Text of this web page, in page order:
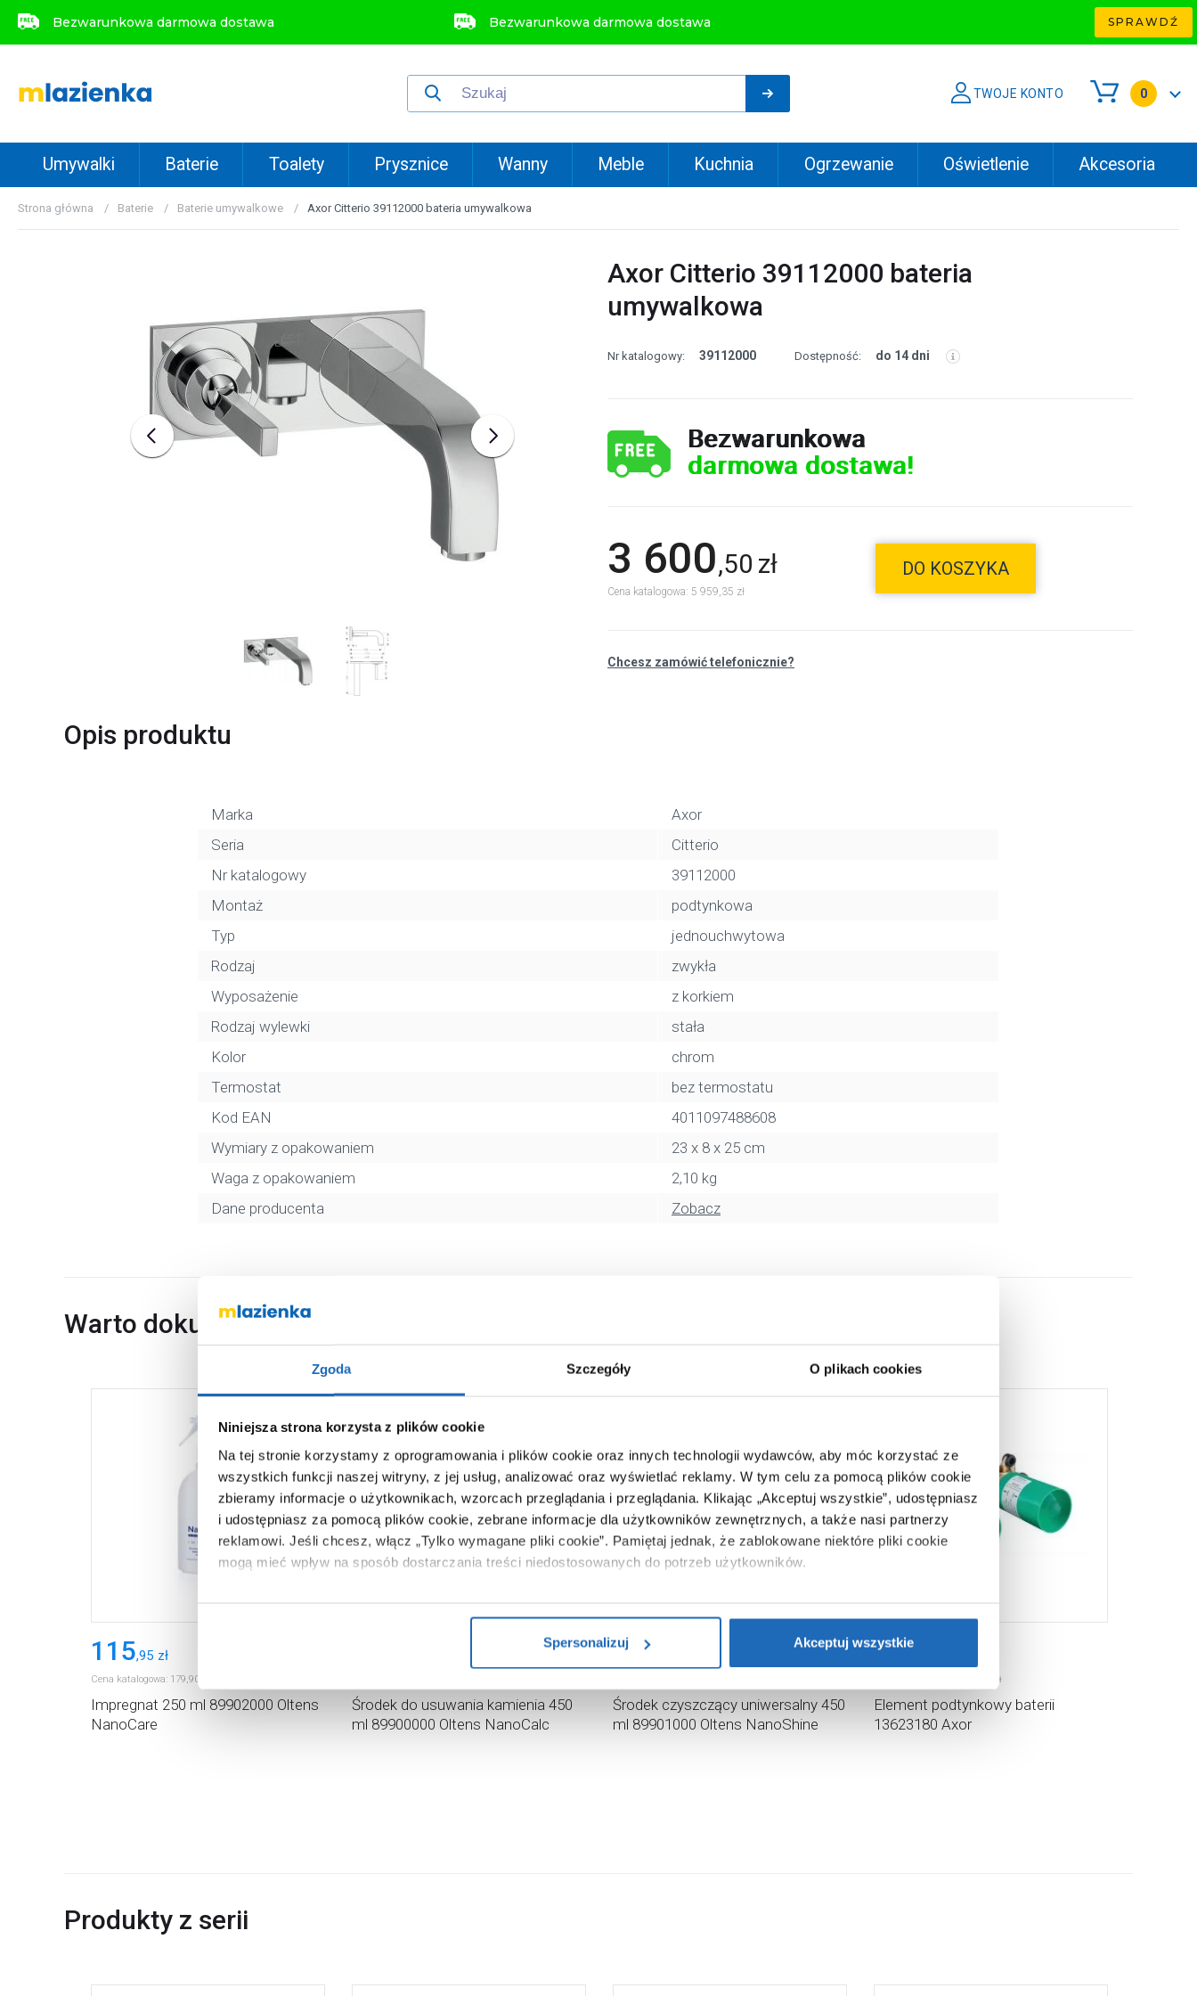
Zgoda Szczegóły O plikach cookies
Niniejsza strona korzysta z plików cookie
Na tej stronie korzystamy z oprogramowania i plików cookie oraz innych technologii wydawców, aby móc korzystać ze
wszystkich funkcji naszej witryny, z jej usług, analizować oraz wyświetlać reklamy. W tym celu za pomocą plików cookie
zbieramy informacje o użytkownikach, wzorcach przeglądania i przeglądania. Klikając „Akceptuj wszystkie”, udostępniasz
i udostępniasz za pomocą plików cookie, zebrane informacje dla użytkowników zewnętrznych, a także nasi partnerzy
reklamowi. Jeśli chcesz, włącz „Tylko wymagane pliki cookie”. Pamiętaj jednak, że zablokowane niektóre pliki cookie
mogą mieć wpływ na sposób dostarczania treści niedostosowanych do potrzeb użytkowników.
Aby uzyskać więcej informacji na temat plików plików cookie, kliknij „Ustawienia plików cookie”.Jeśli chcesz uzyskać
Spersonalizuj
Akceptuj wszystkie
Bezwarunkowa darmowa dostawa Bezwarunkowa darmowa dostawa SPRAWDŹ
TWOJE KONTO 0
Umywalki Baterie Toalety Prysznice Wanny Meble Kuchnia Ogrzewanie Oświetlenie Akcesoria
Strona główna Baterie Baterie umywalkowe Axor Citterio 39112000 bateria umywalkowa
Axor Citterio 39112000 bateria
umywalkowa
Nr katalogowy: 39112000 Dostępność: do 14 dni
Bezwarunkowa
darmowa dostawa!
3 600,50 zł
Cena katalogowa: 5 959,35 zł
DO KOSZYKA
Chcesz zamówić telefonicznie?
Opis produktu
Marka
Axor
Seria
Citterio
Nr katalogowy
39112000
Montaż
podtynkowa
Typ
jednouchwytowa
Rodzaj
zwykła
Wyposażenie
z korkiem
Rodzaj wylewki
stała
Kolor
chrom
Termostat
bez termostatu
Kod EAN
4011097488608
Wymiary z opakowaniem
23 x 8 x 25 cm
Waga z opakowaniem
2,10 kg
Dane producenta
Zobacz
Warto dokupić
115,95 zł
Cena katalogowa: 179,90
Impregnat 250 ml 89902000 Oltens
NanoCare
Środek do usuwania kamienia 450
ml 89900000 Oltens NanoCalc
60 ,95
Środek czyszczący uniwersalny 450
ml 89901000 Oltens NanoShine
693
zł
Element podtynkowy baterii
13623180 Axor
Produkty z serii